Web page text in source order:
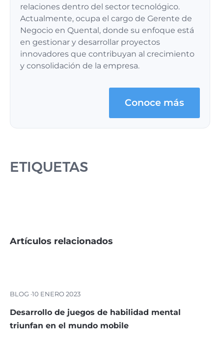
relaciones dentro del sector tecnológico.
Actualmente, ocupa el cargo de Gerente de
Negocio en Quental, donde su enfoque está
en gestionar y desarrollar proyectos
innovadores que contribuyan al crecimiento
y consolidación de la empresa.
Conoce más
ETIQUETAS
Artículos relacionados
BLOG ·10 ENERO 2023
Desarrollo de juegos de habilidad mental
triunfan en el mundo mobile